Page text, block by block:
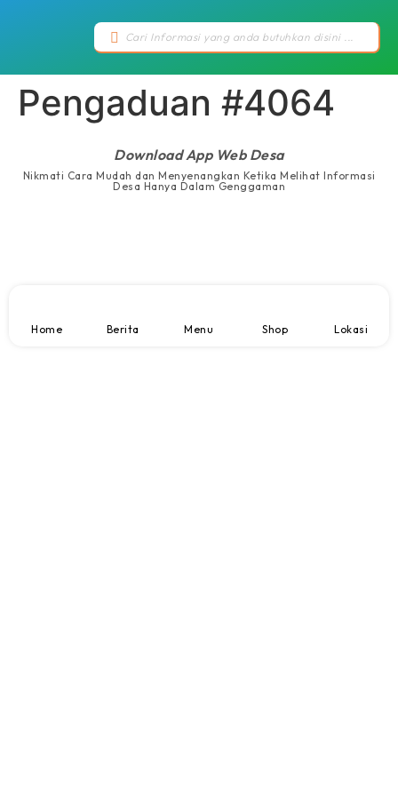
Pengaduan #4064
Download App Web Desa
Nikmati Cara Mudah dan Menyenangkan Ketika Melihat Informasi
Desa Hanya Dalam Genggaman
Home Berita Menu Shop Lokasi